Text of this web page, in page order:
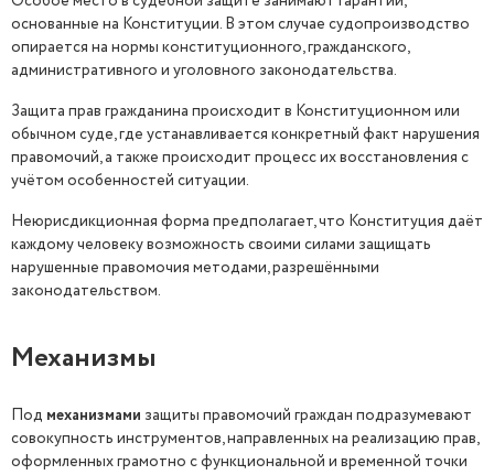
основанные на Конституции. В этом случае судопроизводство
опирается на нормы конституционного, гражданского,
административного и уголовного законодательства.
Защита прав гражданина происходит в Конституционном или
обычном суде, где устанавливается конкретный факт нарушения
правомочий, а также происходит процесс их восстановления с
учётом особенностей ситуации.
Неюрисдикционная форма предполагает, что Конституция даёт
каждому человеку возможность своими силами защищать
нарушенные правомочия методами, разрешёнными
законодательством.
Механизмы
Под механизмами защиты правомочий граждан подразумевают
совокупность инструментов, направленных на реализацию прав,
оформленных грамотно с функциональной и временной точки